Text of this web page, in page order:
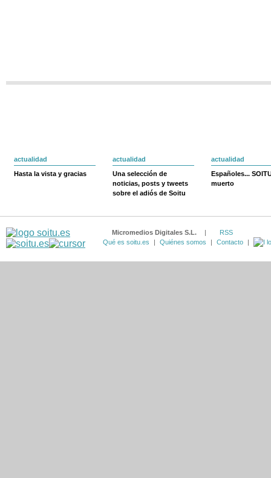
actualidad
Hasta la vista y gracias
actualidad
Una selección de
noticias, posts y tweets
sobre el adiós de Soitu
actualidad
Españoles...
muerto
Micromedios Digitales S.L. |
RSS
Qué es soitu.es
| Quiénes somos | Contacto |